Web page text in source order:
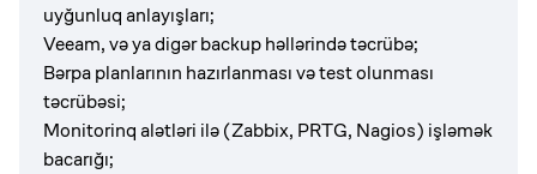
uyğunluq anlayışları;
Veeam, və ya digər backup həllərində təcrübə;
Bərpa planlarının hazırlanması və test olunması
təcrübəsi;
Monitorinq alətləri ilə (Zabbix, PRTG, Nagios) işləmək
bacarığı;